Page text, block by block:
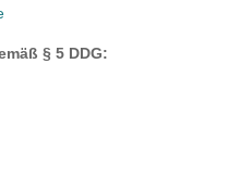
§ 5 DDG: